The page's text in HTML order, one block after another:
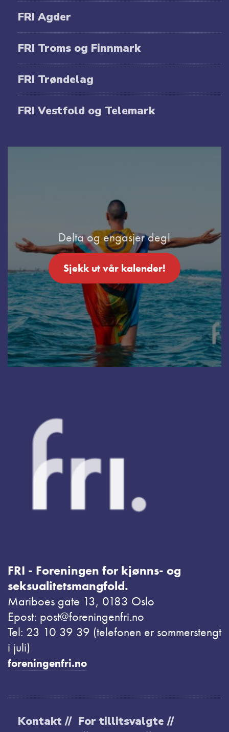
FRI Agder
FRI Troms og Finnmark
FRI Trøndelag
FRI Vestfold og Telemark
Delta og engasjer deg!
Sjekk ut vår kalender!
FRI - Foreningen for kjønns- og
seksualitetsmangfold.
Mariboes gate 13, 0183 Oslo
Epost: post@foreningenfri.no
Tel: 23 10 39 39 (telefonen er sommerstengt
i juli)
foreningenfri.no
Kontakt // For tillitsvalgte //